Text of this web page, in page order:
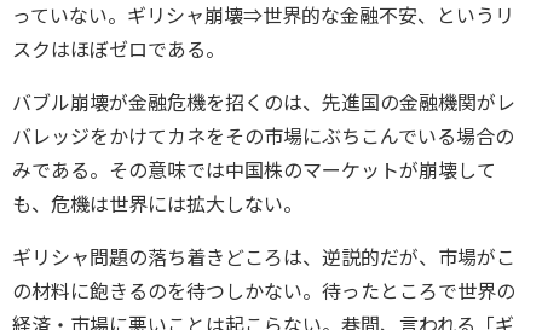
っていない。ギリシャ崩壊⇒世界的な金融不安、というリ
スクはほぼゼロである。
バブル崩壊が金融危機を招くのは、先進国の金融機関がレ
バレッジをかけてカネをその市場にぶちこんでいる場合の
みである。その意味では中国株のマーケットが崩壊して
も、危機は世界には拡大しない。
ギリシャ問題の落ち着きどころは、逆説的だが、市場がこ
の材料に飽きるのを待つしかない。待ったところで世界の